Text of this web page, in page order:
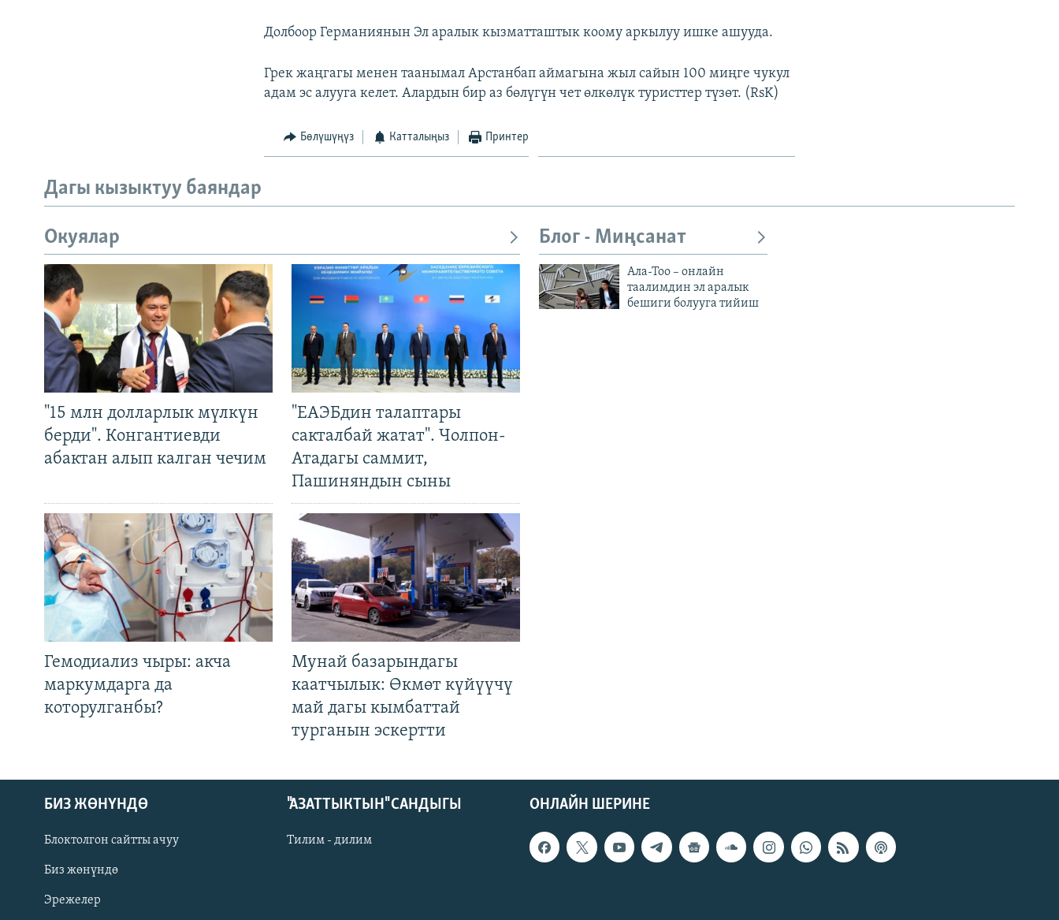
Русский
Долбоор Германиянын Эл аралык кызматташтык коому аркылуу ишке ашууда.
Грек жаңгагы менен таанымал Арстанбап аймагына жыл сайын 100 миңге чукул
адам эс алууга келет. Алардын бир аз бөлүгүн чет өлкөлүк туристтер түзөт. (RsK)
Бөлүшүңүз Катталыңыз Принтер
Дагы кызыктуу баяндар
Окуялар
"15 млн долларлык мүлкүн
берди". Конгантиевди
абактан алып калган чечим
"ЕАЭБдин талаптары
сакталбай жатат". Чолпон-
Атадагы саммит,
Пашиняндын сыны
Гемодиализ чыры: акча
маркумдарга да
которулганбы?
Мунай базарындагы
каатчылык: Өкмөт күйүүчү
май дагы кымбаттай
турганын эскертти
Блог - Миңсанат
Ала-Тоо – онлайн
таалимдин эл аралык
бешиги болууга тийиш
ОНЛАЙН ШЕРИНЕ
БИЗ ЖӨНҮНДӨ
Блоктолгон сайтты ачуу
Биз жөнүндө
Эрежелер
"АЗАТТЫКТЫН" САНДЫГЫ
Тилим - дилим